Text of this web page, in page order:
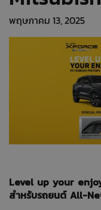
พฤษภาคม 13, 2025
Level up your
สำหรับรถยนต์ All-